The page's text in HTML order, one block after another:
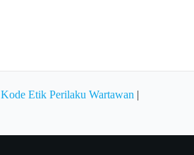
Kode Etik Perilaku Wartawan |